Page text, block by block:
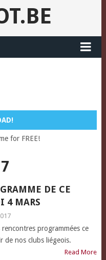
for FREE!
DE CE
4 MARS
rencontres programmées ce
de nos clubs liégeois.
Read More